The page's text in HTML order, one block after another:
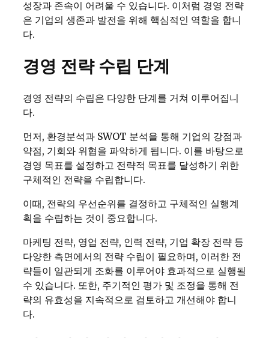
성장과 존속이 어려울 수 있습니다. 이처럼 경영 전략
은 기업의 생존과 발전을 위해 핵심적인 역할을 합니
다.
경영 전략 수립 단계
경영 전략의 수립은 다양한 단계를 거쳐 이루어집니
다.
먼저, 환경분석과 SWOT 분석을 통해 기업의 강점과
약점, 기회와 위협을 파악하게 됩니다. 이를 바탕으로
경영 목표를 설정하고 전략적 목표를 달성하기 위한
구체적인 전략을 수립합니다.
이때, 전략의 우선순위를 결정하고 구체적인 실행계
획을 수립하는 것이 중요합니다.
마케팅 전략, 영업 전략, 인력 전략, 기업 확장 전략 등
다양한 측면에서의 전략 수립이 필요하며, 이러한 전
략들이 일관되게 조화를 이루어야 효과적으로 실행될
수 있습니다. 또한, 주기적인 평가 및 조정을 통해 전
략의 유효성을 지속적으로 검토하고 개선해야 합니
다.